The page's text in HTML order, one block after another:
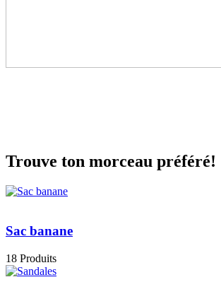
Trouve ton morceau préféré!
Sac banane
18 Produits